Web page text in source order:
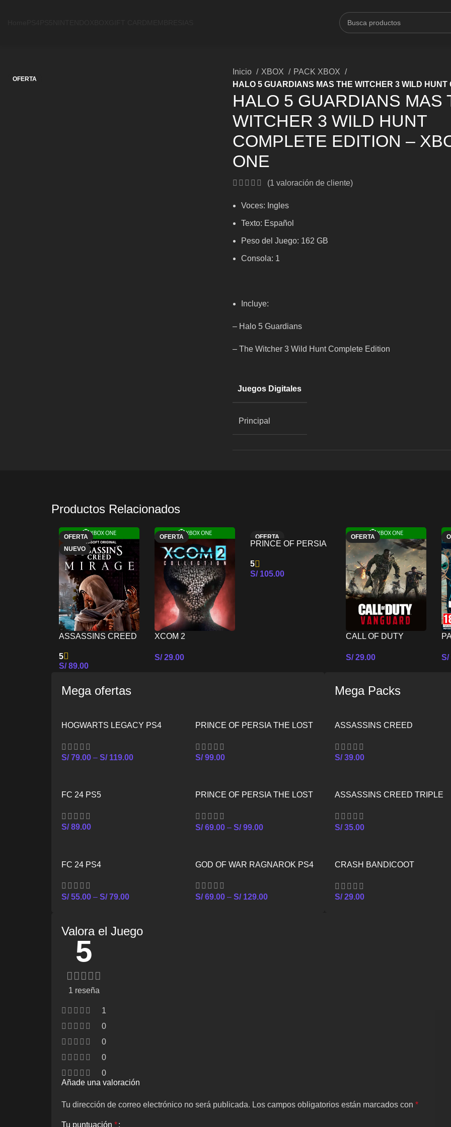
OFERTA
Inicio XBOX
PACK XBOX
HALO 5 GUARDIANS MAS THE WITCHER 3 WILD
HALO 5 GUARDIANS MAS
WITCHER 3 WILD HUNT
COMPLETE EDITION –
ONE
(1 valoración de cliente)
Voces: Ingles
Texto: Español
Peso del Juego: 162 GB
Consola: 1
Incluye:
– Halo 5 Guardians
– The Witcher 3 Wild Hunt Complete Edition
Juegos Digitales
Principal
Productos Relacionados
OFERTA
NUEVO
ASSASSINS CREED
ONE
5
S/89.00
OFERTA
XCOM 2
XBOX ONE
S/29.00
OFERTA
PRINCE OF PERSIA
XBOX ONE
5
S/105.00
OFERTA
CALL OF DUTY
ONE
S/29.00 S/
Mega ofertas
HOGWARTS LEGACY PS4
S/79.00 – S/119.00
PRINCE OF PERSIA THE LOST
S/99.00
FC 24 PS5
S/89.00
PRINCE OF PERSIA THE LOST
S/69.00 –S/99.00
FC 24 PS4
S/55.00 – S/79.00
GOD OF WAR RAGNAROK PS4
S/69.00 –S/129.00
Mega Packs
ASSASSINS CREED
S/39.00
ASSASSINS CREED TRIPLE
S/35.00
CRASH BANDICOOT
XBOX ONE
S/29.00
Valora el Juego
5
1 reseña
1
0
0
0
0
Añade una valoración
Tu dirección de correo electrónico no será publicada. Los campos obligatorios están marcados con *
Tu puntuación *